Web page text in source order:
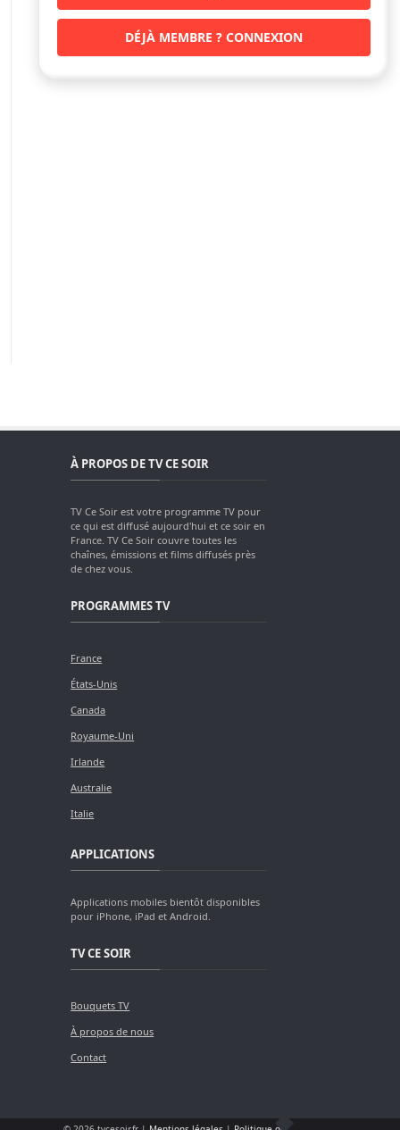
DÉJÀ MEMBRE ? CONNEXION
À PROPOS DE TV CE SOIR
TV Ce Soir est votre programme TV pour
ce qui est diffusé aujourd'hui et ce soir en
France. TV Ce Soir couvre toutes les
chaînes, émissions et films diffusés près
de chez vous.
PROGRAMMES TV
France
États-Unis
Canada
Royaume-Uni
Irlande
Australie
Italie
APPLICATIONS
Applications mobiles bientôt disponibles
pour iPhone, iPad et Android.
TV CE SOIR
Bouquets TV
À propos de nous
Contact